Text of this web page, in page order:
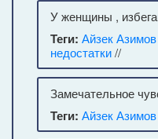
У женщины ,
Теги: Айзек Азимов
недостатки//
Замечательное
Теги: Айзек Азимов